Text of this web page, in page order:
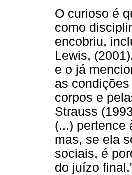
O curioso é
como
encobriu,
Lewis,
e o já
as
corpos e
Strauss
(...) pertence
mas, se ela
sociais, é
do juízo